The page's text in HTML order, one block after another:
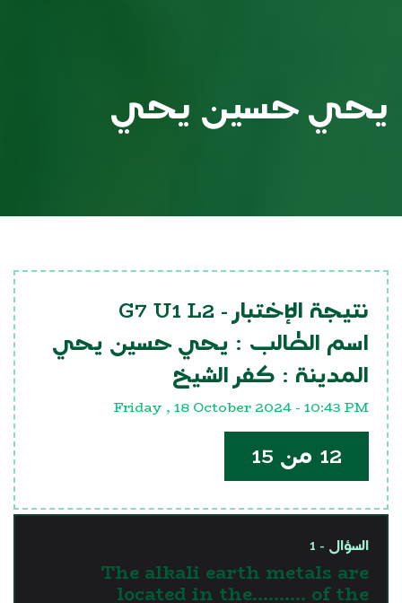
يحي حسين يحي
نتيجة الإختبار - G7 U1 L2
اسم الطالب : يحي حسين يحي
المدينة : كفر الشيخ
Friday , 18 October 2024 - 10:43 PM
12 من 15
السؤال - 1
The alkali earth metals are
located in the.......... of the